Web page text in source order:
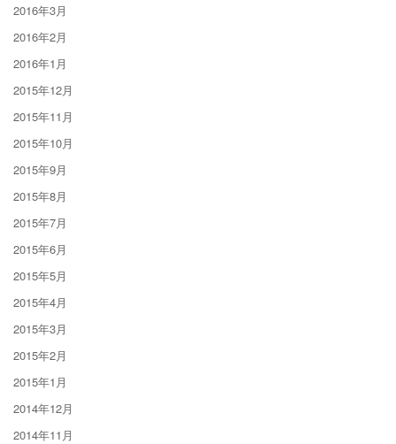
2016年3月
2016年2月
2016年1月
2015年12月
2015年11月
2015年10月
2015年9月
2015年8月
2015年7月
2015年6月
2015年5月
2015年4月
2015年3月
2015年2月
2015年1月
2014年12月
2014年11月